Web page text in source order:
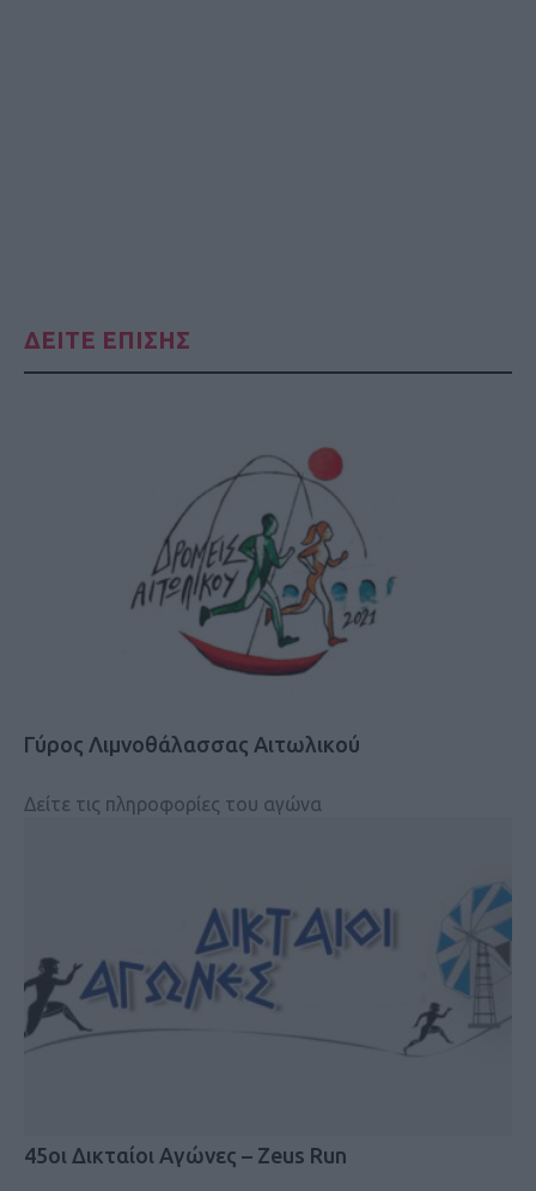
ΔΕΙΤΕ ΕΠΙΣΗΣ
Γύρος Λιμνοθάλασσας Αιτωλικού
Δείτε τις πληροφορίες του αγώνα
45οι Δικταίοι Αγώνες – Ζeus Run